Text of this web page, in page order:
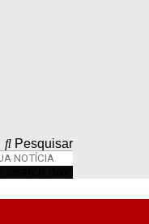
Pesquisar